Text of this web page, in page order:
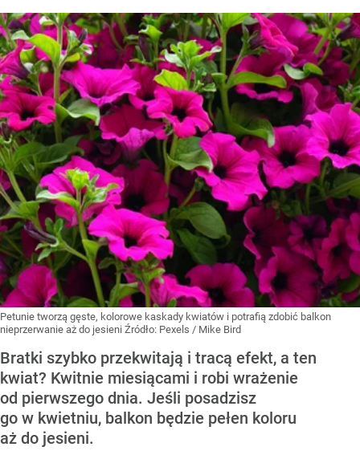
Petunie tworzą gęste, kolorowe kaskady kwiatów i potrafią zdobić balkon
nieprzerwanie aż do jesieni Źródło: Pexels / Mike Bird
Bratki szybko przekwitają i tracą efekt, a ten
kwiat? Kwitnie miesiącami i robi wrażenie
od pierwszego dnia. Jeśli posadzisz
go w kwietniu, balkon będzie pełen koloru
aż do jesieni.